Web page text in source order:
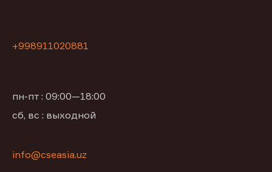
+998911020881
пн-пт : 09:00—18:00
сб, вс : выходной
info@cseasia.uz